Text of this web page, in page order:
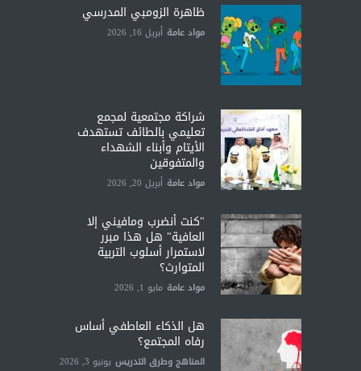
ظاهرة الزومبي المدرسي
مواد عامة أبريل 16, 2026
شراكة مجتمعية لمجمع
تعليمي بالطائف تستهدف
الأيتام وأبناء الشهداء
والمتفوقين
مواد عامة أبريل 20, 2026
"كنت أنضرب ومافيني إلا
العافية" هل هذا مبرر
لاستمرار أسلوب التربية
المتوارث؟
مواد عامة مايو 1, 2026
هل الذكاء العاطفي أساس
رفاه المجتمع؟
المناهج وطرق التدريس يونيو 3, 2026